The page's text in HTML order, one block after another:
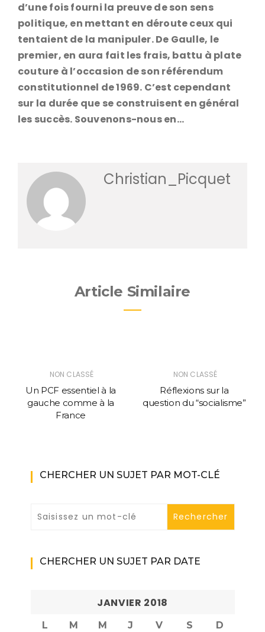
d’une fois fourni la preuve de son sens
politique, en mettant en déroute ceux qui
tentaient de la manipuler. De Gaulle, le
premier, en aura fait les frais, battu à plate
couture à l’occasion de son référendum
constitutionnel de 1969. C’est cependant
sur la durée que se construisent en général
les succès. Souvenons-nous en…
Christian_Picquet
Article Similaire
NON CLASSÉ
Un PCF essentiel à la
gauche comme à la
France
NON CLASSÉ
Réflexions sur la
question du “socialisme”
CHERCHER UN SUJET PAR MOT-CLÉ
CHERCHER UN SUJET PAR DATE
JANVIER 2018
L M M J V S
D